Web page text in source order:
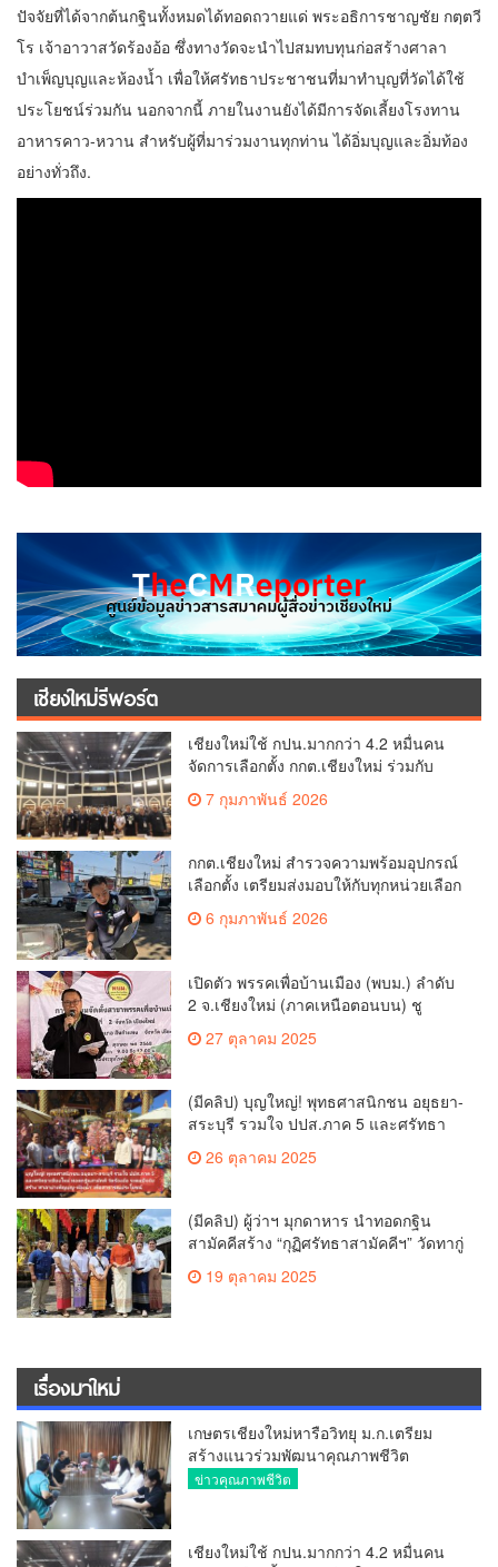
ปัจจัยที่ได้จากต้นกฐินทั้งหมดได้ทอดถวายแด่ พระอธิการชาญชัย กตฺตวี
โร เจ้าอาวาสวัดร้องอ้อ ซึ่งทางวัดจะนำไปสมทบทุนก่อสร้างศาลา
บำเพ็ญบุญและห้องน้ำ เพื่อให้ศรัทธาประชาชนที่มาทำบุญที่วัดได้ใช้
ประโยชน์ร่วมกัน นอกจากนี้ ภายในงานยังได้มีการจัดเลี้ยงโรงทาน
อาหารคาว-หวาน สำหรับผู้ที่มาร่วมงานทุกท่าน ได้อิ่มบุญและอิ่มท้อง
อย่างทั่วถึง.
เชียงใหม่รีพอร์ต
เชียงใหม่ใช้ กปน.มากกว่า 4.2 หมื่นคน
จัดการเลือกตั้ง กกต.เชียงใหม่ ร่วมกับ
นายอำเภอหางดง ตรวจความเรียบร้อย
การมอบอุปกรณ์ บัตรเลือกตั้ง/ออกเสียง
7 กุมภาพันธ์ 2026
กกต.เชียงใหม่ สำรวจความพร้อมอุปกรณ์
เลือกตั้ง เตรียมส่งมอบให้กับทุกหน่วยเลือก
ตั้งในวันพรุ่งนี้
6 กุมภาพันธ์ 2026
เปิดตัว พรรคเพื่อบ้านเมือง (พบม.) ลำดับ
2 จ.เชียงใหม่ (ภาคเหนือตอนบน) ชู
เกษตรกร สร้างสวัสดิการ-อาชีพที่มั่นคง
เผาทำลายยาเสพติดทิ้งทันทีหากจับได้
27 ตุลาคม 2025
(มีคลิป) บุญใหญ่! พุทธศาสนิกชน อยุธยา-
สระบุรี รวมใจ ปปส.ภาค 5 และศรัทธา
26 ตุลาคม 2025
(มีคลิป) ผู้ว่าฯ มุกดาหาร นำทอดกฐิน
สามัคคีสร้าง “กุฏิศรัทธาสามัคคีฯ” วัดทากู่
แก้วลำพูน ยอดปัจจัย 5 แสนกว่าบาท
19 ตุลาคม 2025
เรื่องมาใหม่
เกษตรเชียงใหม่หารือวิทยุ ม.ก.เตรียม
สร้างแนวร่วมพัฒนาคุณภาพชีวิต
เกษตรกร สื่อสารข้อมูลถูกต้องขับเคลื่อน
ข่าวคุณภาพชีวิต
เชียงใหม่ใช้ กปน.มากกว่า 4.2 หมื่นคน